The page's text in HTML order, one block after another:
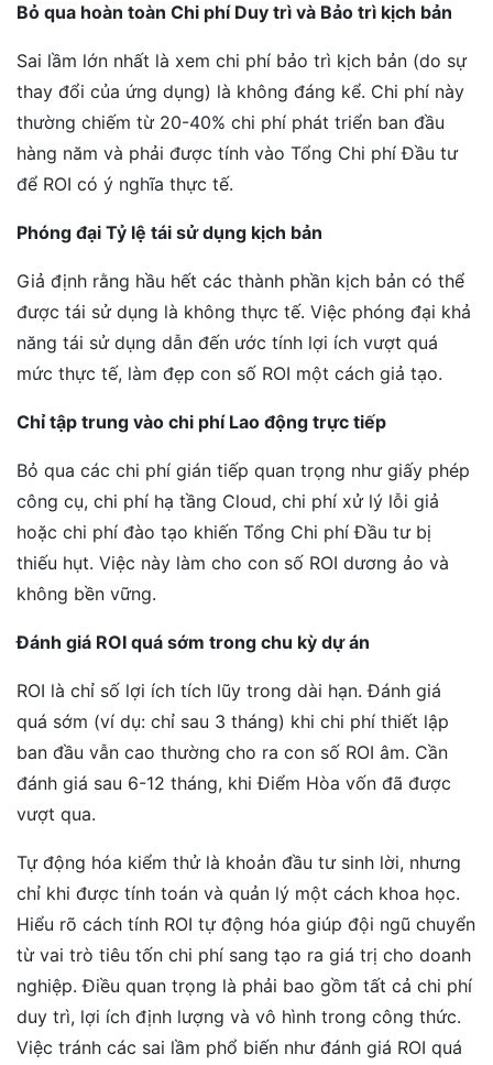
Bỏ qua hoàn toàn Chi phí Duy trì và Bảo trì kịch bản
Sai lầm lớn nhất là xem chi phí bảo trì kịch bản (do sự
thay đổi của ứng dụng) là không đáng kể. Chi phí này
thường chiếm từ 20-40% chi phí phát triển ban đầu
hàng năm và phải được tính vào Tổng Chi phí Đầu tư
để ROI có ý nghĩa thực tế.
Phóng đại Tỷ lệ tái sử dụng kịch bản
Giả định rằng hầu hết các thành phần kịch bản có thể
được tái sử dụng là không thực tế. Việc phóng đại khả
năng tái sử dụng dẫn đến ước tính lợi ích vượt quá
mức thực tế, làm đẹp con số ROI một cách giả tạo.
Chỉ tập trung vào chi phí Lao động trực tiếp
Bỏ qua các chi phí gián tiếp quan trọng như giấy phép
công cụ, chi phí hạ tầng Cloud, chi phí xử lý lỗi giả
hoặc chi phí đào tạo khiến Tổng Chi phí Đầu tư bị
thiếu hụt. Việc này làm cho con số ROI dương ảo và
không bền vững.
Đánh giá ROI quá sớm trong chu kỳ dự án
ROI là chỉ số lợi ích tích lũy trong dài hạn. Đánh giá
quá sớm (ví dụ: chỉ sau 3 tháng) khi chi phí thiết lập
ban đầu vẫn cao thường cho ra con số ROI âm. Cần
đánh giá sau 6-12 tháng, khi Điểm Hòa vốn đã được
vượt qua.
Tự động hóa kiểm thử là khoản đầu tư sinh lời, nhưng
chỉ khi được tính toán và quản lý một cách khoa học.
Hiểu rõ cách tính ROI tự động hóa giúp đội ngũ chuyển
từ vai trò tiêu tốn chi phí sang tạo ra giá trị cho doanh
nghiệp. Điều quan trọng là phải bao gồm tất cả chi phí
duy trì, lợi ích định lượng và vô hình trong công thức.
Việc tránh các sai lầm phổ biến như đánh giá ROI quá